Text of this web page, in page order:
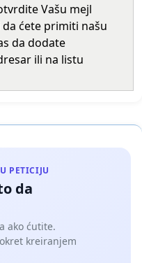
Vašu mejl
ćete primiti našu
da dodate
ili na listu
PETICIJU
da
ako ćutite.
kreiranjem